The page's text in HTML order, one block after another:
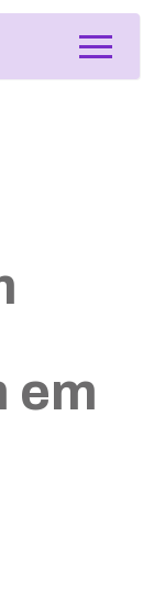
em